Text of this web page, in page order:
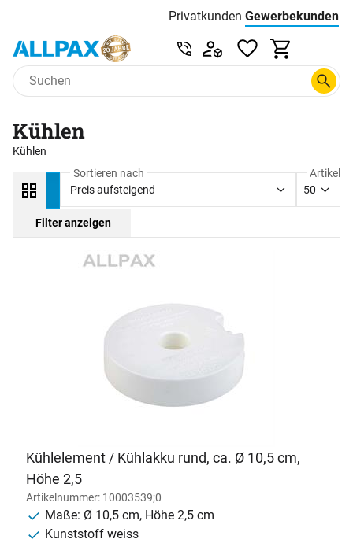
Privatkunden Preisliste:
Gewerbekunden
Zum Hauptinhalt springen
Service & Beratung unter
Kühlen
Kühlen
Filter anzeigen
Sortieren nach
Preis aufsteigend
Artikel
50
Kühlelement / Kühlakku rund, ca. Ø 10,5 cm,
Höhe 2,5
Artikelnummer: 10003539;0
Maße: Ø 10,5 cm, Höhe 2,5 cm
Kunststoff weiss